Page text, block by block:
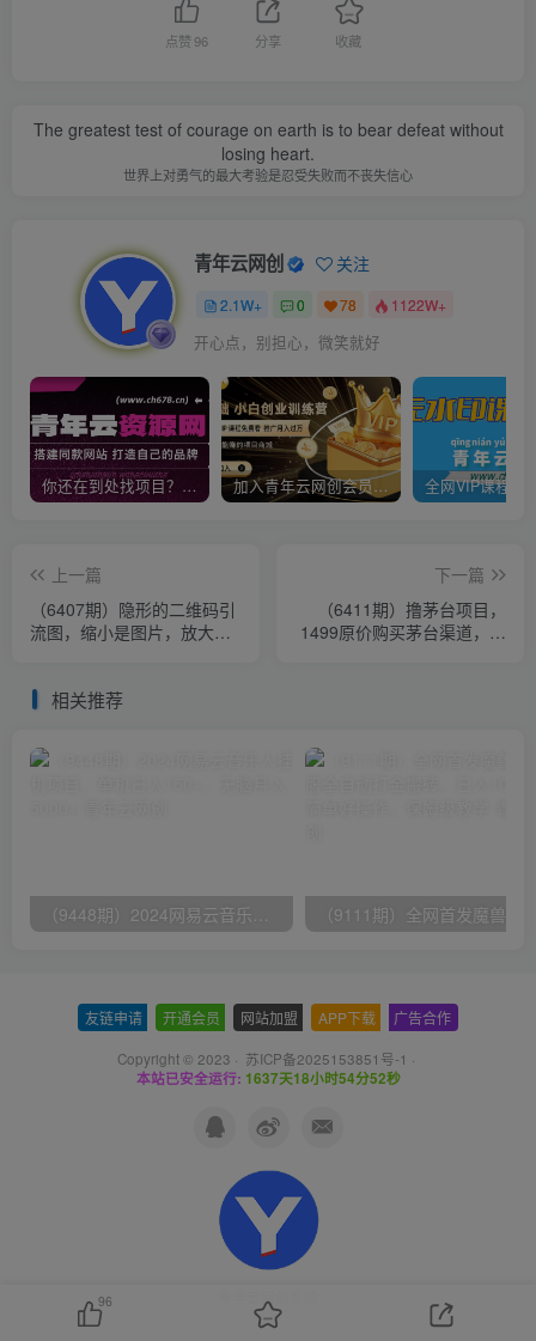
点赞96 分享 收藏
The greatest test of courage on earth is to bear defeat without
losing heart.
世界上对勇气的最大考验是忍受失败而不丧失信心
青年云网创 关注
2.1W+ 0 78 1122W+
开心点，别担心，微笑就好
你还在到处找项目？还在当韭菜？我靠卖项目一个月收入5万+，曾经我也是个失败者。 加入青年云网创会员，全站资源免费学习。加入高级合伙人，推广日入1000+
上一篇
（6407期）隐形的二维码引
流图，缩小是图片，放大是
下一篇
（6411期）撸茅台项目，
1499原价购买茅台渠道，渠
相关推荐
友链申请 开通会员 网站加盟 APP下载 广告合作
Copyright © 2023 · 苏ICP备2025153851号-1 ·
本站已安全运行: 1637天18小时54分52秒
3.0
96